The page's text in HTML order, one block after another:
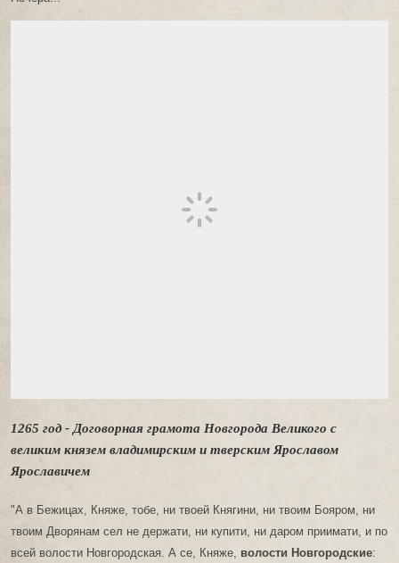
1265 год - Договорная грамота Новгорода Великого с
великим князем владимирским и тверским Ярославом
Ярославичем
"А в Бежицах, Княже, тобе, ни твоей Княгини, ни твоим Бояром, ни
твоим Дворянам сел не держати, ни купити, ни даром приимати, и по
всей волости Новгородская. А се, Княже, волости Новгородские: